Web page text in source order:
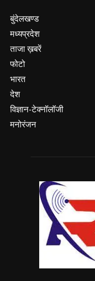
बुंदेलखण्ड
मध्यप्रदेश
ताजा ख़बरें
फोटो
भारत
देश
विज्ञान-टेक्नॉलॉजी
मनोरंजन